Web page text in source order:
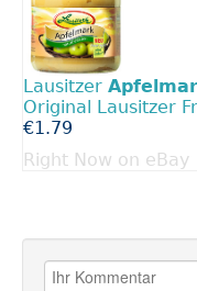
Lausitzer
Original Lausitzer
€1.79
Right Now on eBay